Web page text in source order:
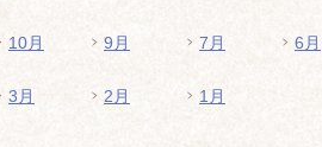
10月 9月 7月 6月
3月 2月 1月